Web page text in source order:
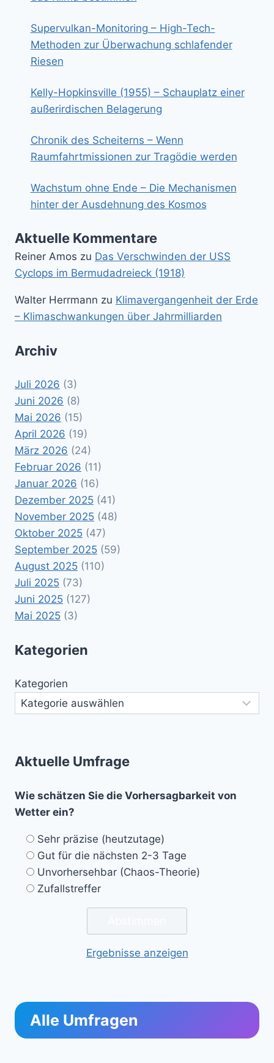
Supervulkan-Monitoring – High-Tech-
Methoden zur Überwachung schlafender
Riesen
Kelly-Hopkinsville (1955) – Schauplatz einer
außerirdischen Belagerung
Chronik des Scheiterns – Wenn
Raumfahrtmissionen zur Tragödie werden
Wachstum ohne Ende – Die Mechanismen
hinter der Ausdehnung des Kosmos
Aktuelle Kommentare
Reiner Amos zu Das Verschwinden der USS
Cyclops im Bermudadreieck (1918)
Walter Herrmann zu Klimavergangenheit der Erde
– Klimaschwankungen über Jahrmilliarden
Archiv
Juli 2026 (3)
Juni 2026 (8)
Mai 2026 (15)
April 2026 (19)
März 2026 (24)
Februar 2026 (11)
Januar 2026 (16)
Dezember 2025 (41)
November 2025 (48)
Oktober 2025 (47)
September 2025 (59)
August 2025 (110)
Juli 2025 (73)
Juni 2025 (127)
Mai 2025 (3)
Kategorien
Kategorien
Aktuelle Umfrage
Wie schätzen Sie die Vorhersagbarkeit von
Wetter ein?
Sehr präzise (heutzutage)
Gut für die nächsten 2-3 Tage
Unvorhersehbar (Chaos-Theorie)
Zufallstreffer
Ergebnisse anzeigen
Alle Umfragen